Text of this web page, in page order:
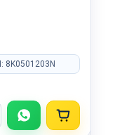
8K0501203N